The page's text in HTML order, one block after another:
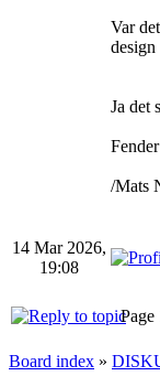
Var
design
Ja det
/Mats
14 Mar 2026,
19:08
Page
Board index »